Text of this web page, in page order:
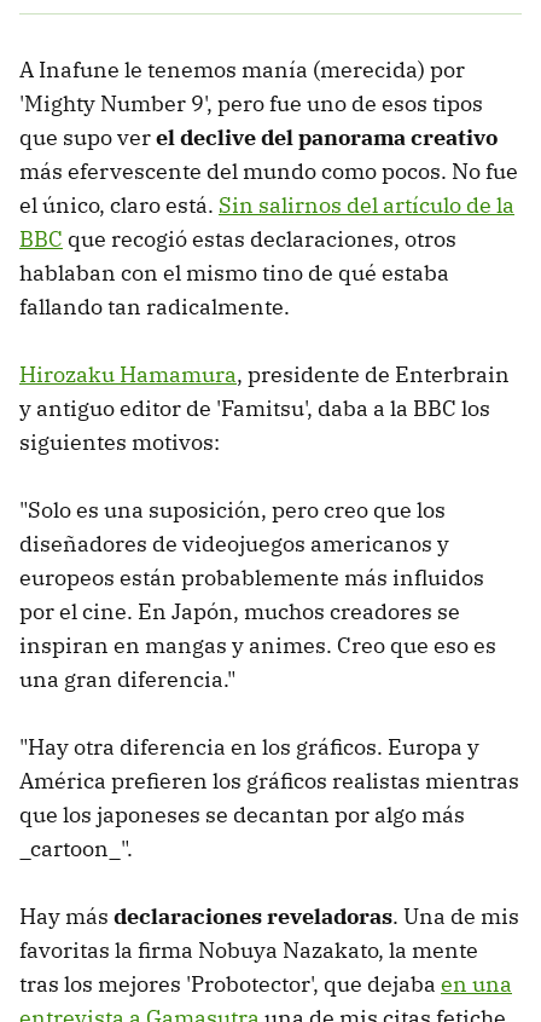
A Inafune le tenemos manía (merecida) por
'Mighty Number 9', pero fue uno de esos tipos
que supo verel declive del panorama creativo
más efervescente del mundo como pocos. No fue
el único, claro está. Sin salirnos del artículo de la
BBC que recogió estas declaraciones, otros
hablaban con el mismo tino de qué estaba
fallando tan radicalmente.
Hirozaku Hamamura, presidente de Enterbrain
y antiguo editor de 'Famitsu', daba a la BBC los
siguientes motivos:
"Solo es una suposición, pero creo que los
diseñadores de videojuegos americanos y
europeos están probablemente más influidos
por el cine. En Japón, muchos creadores se
inspiran en mangas y animes. Creo que eso es
una gran diferencia."
"Hay otra diferencia en los gráficos. Europa y
América prefieren los gráficos realistas mientras
que los japoneses se decantan por algo más
_cartoon_".
Hay más declaraciones reveladoras. Una de mis
favoritas la firma Nobuya Nazakato, la mente
tras los mejores 'Probotector', que dejaba en una